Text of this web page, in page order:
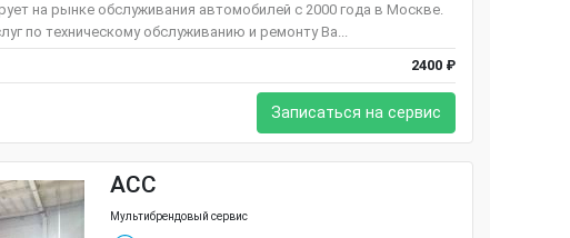
на рынке обслуживания автомобилей с 2000 года в Москве.
по техническому обслуживанию и ремонту Ва...
2400 ₽
Записаться на сервис
ACC
Мультибрендовый сервис